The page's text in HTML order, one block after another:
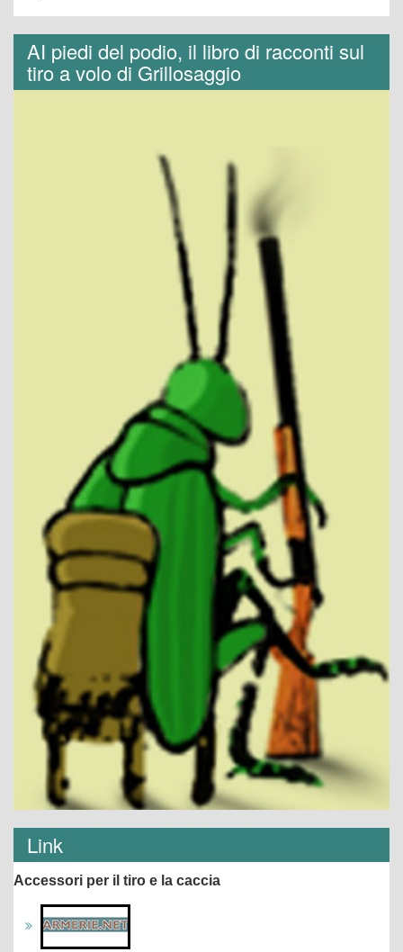
AI piedi del podio, il libro di racconti sul
tiro a volo di Grillosaggio
Link
Accessori per il tiro e la caccia